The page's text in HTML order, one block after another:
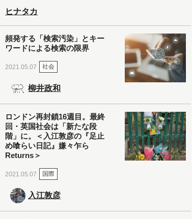
ヒナタカ
頻発する「検索汚染」とキー
ワードによる検索の限界
2021.05.07 社会
柳井政和
ロンドン再封鎖16週目。最終
回・英国社会は「新たな段
階」に。＜入江敦彦の『足止
め喰らい日記』嫌々乍ら
Returns＞
2021.05.07 国際
入江敦彦